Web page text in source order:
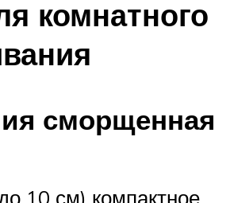
комнатного
сморщенная
10 см) компактное